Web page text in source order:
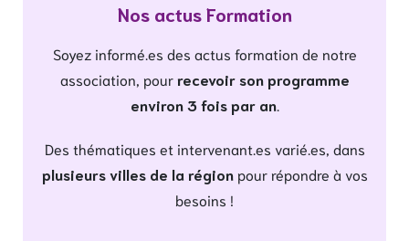
Nos actus Formation
Soyez informé.es des actus formation de notre
association, pourrecevoir son programme
environ 3 fois par an.
Des thématiques et intervenant.es varié.es, dans
plusieurs villes de la régionpour répondre à vos
besoins !